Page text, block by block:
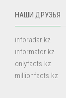
НАШИ ДРУЗЬЯ
inforadar.kz
informator.kz
onlyfacts.kz
millionfacts.kz